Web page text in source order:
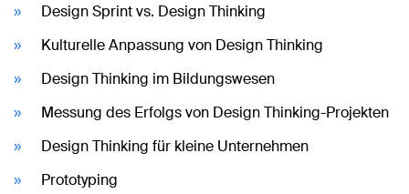
Design Sprint vs. Design Thinking
Kulturelle Anpassung von Design Thinking
Design Thinking im Bildungswesen
Messung des Erfolgs von Design Thinking-Projekten
Design Thinking für kleine Unternehmen
Prototyping